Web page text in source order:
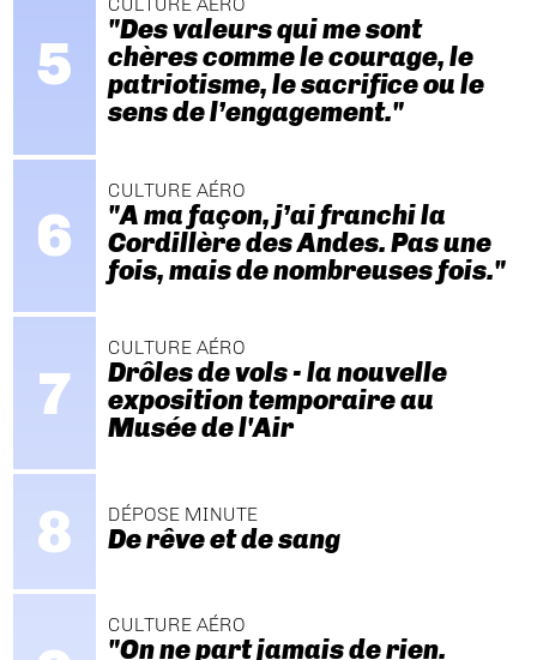
"Des valeurs qui me sont
chères comme le courage, le
patriotisme, le sacrifice ou le
sens de l’engagement."
CULTURE AÉRO
"A ma façon, j’ai franchi la
Cordillère des Andes. Pas une
fois, mais de nombreuses fois."
CULTURE AÉRO
Drôles de vols - la nouvelle
exposition temporaire au
Musée de l'Air
DÉPOSE MINUTE
De rêve et de sang
CULTURE AÉRO
"On ne part jamais de rien.